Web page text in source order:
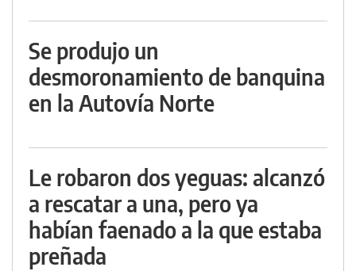
Se produjo un
desmoronamiento de banquina
en la Autovía Norte
Le robaron dos yeguas: alcanzó
a rescatar a una, pero ya
habían faenado a la que estaba
preñada